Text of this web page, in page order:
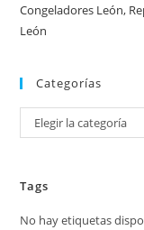
Congeladores León,
León
Categorías
Categorías
Elegir la categoría
Tags
No hay etiquetas